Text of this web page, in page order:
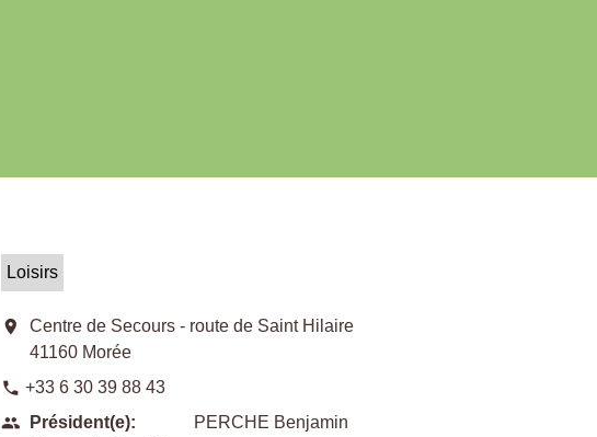
Loisirs
location_on
Centre de Secours - route de Saint Hilaire
41160 Morée
phone +33 6 30 39 88 43
people
Président(e):
PERCHE Benjamin